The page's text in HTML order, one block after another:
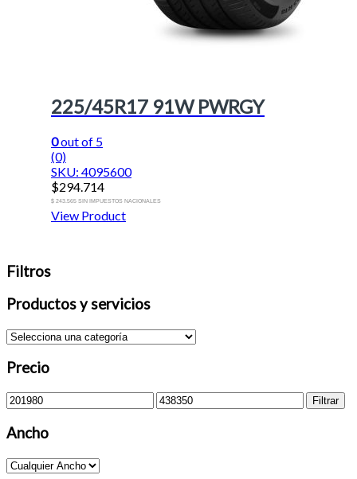
225/45R17 91W PWRGY
0out of 5
(0)
SKU: 4095600
$294.714
$ 243.565 SIN IMPUESTOS NACIONALES
View Product
Filtros
Productos y servicios
Precio
Precio
mínimo
Precio
máximo
Filtrar
Ancho